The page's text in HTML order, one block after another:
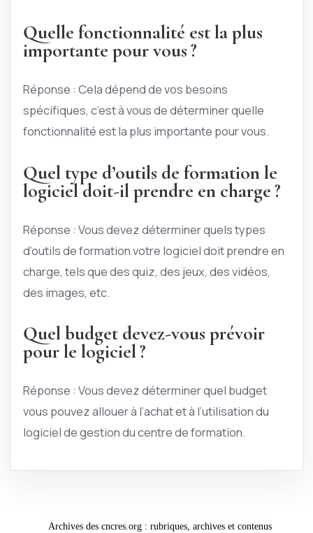
Quelle fonctionnalité est la plus
importante pour vous ?
Réponse : Cela dépend de vos besoins
spécifiques, c’est à vous de déterminer quelle
fonctionnalité est la plus importante pour vous.
Quel type d’outils de formation le
logiciel doit-il prendre en charge ?
Réponse : Vous devez déterminer quels types
d’outils de formation votre logiciel doit prendre en
charge, tels que des quiz, des jeux, des vidéos,
des images, etc.
Quel budget devez-vous prévoir
pour le logiciel ?
Réponse : Vous devez déterminer quel budget
vous pouvez allouer à l’achat et à l’utilisation du
logiciel de gestion du centre de formation.
Archives des cncres.org : rubriques, archives et contenus